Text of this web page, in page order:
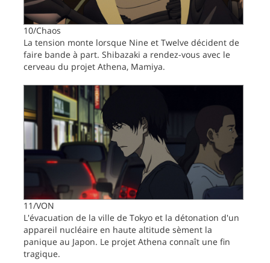
10/Chaos
La tension monte lorsque Nine et Twelve décident de
faire bande à part. Shibazaki a rendez-vous avec le
cerveau du projet Athena, Mamiya.
11/VON
L'évacuation de la ville de Tokyo et la détonation d'un
appareil nucléaire en haute altitude sèment la
panique au Japon. Le projet Athena connaît une fin
tragique.